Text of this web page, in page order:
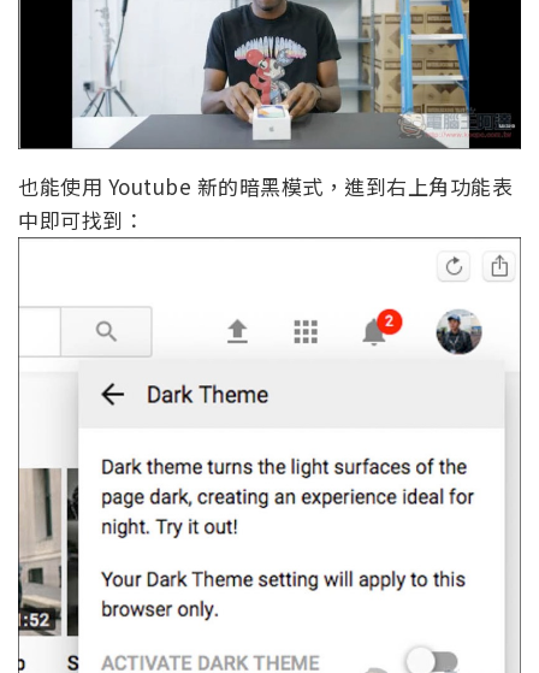
也能使用 Youtube 新的暗黑模式，進到右上角功能表
中即可找到：